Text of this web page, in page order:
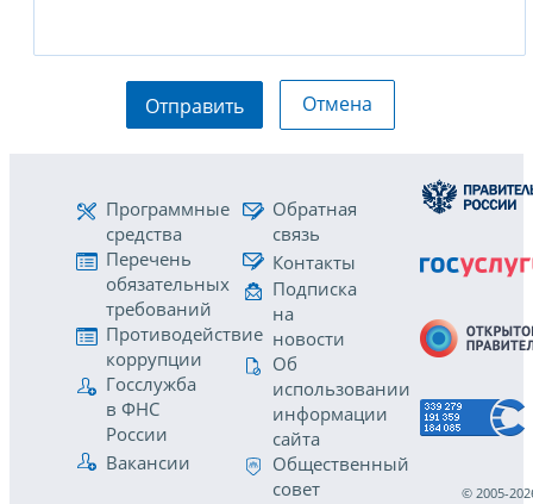
Отправить Отмена
Программные
средства
Перечень
обязательных
требований
Противодействие
коррупции
Госслужба
в ФНС
России
Вакансии
Обратная
связь
Контакты
Подписка
на
новости
Об
использовании
информации
сайта
Общественный
совет
© 2005-